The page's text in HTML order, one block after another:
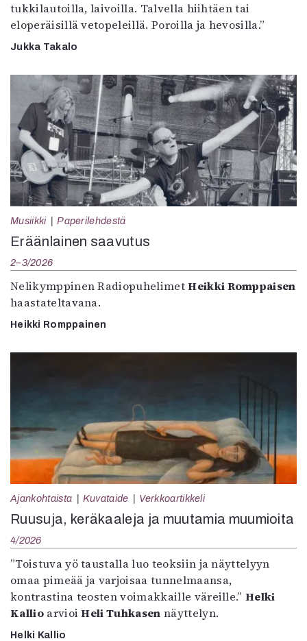
tukkilautoilla, laivoilla. Talvella hiihtäen tai
eloperäisillä vetopeleillä. Poroilla ja hevosilla.”
Jukka Takalo
Musiikki Paperilehdestä
Eräänlainen saavutus
2–3/2026
Nelikymppinen RadiopuhelimetHeikki Romppaisen
haastateltavana.
Heikki Romppainen
Ajankohtaista Kuvataide Verkkoartikkeli
Ruusuja, keräkaaleja ja muutamia muumioita
4/2026
”Toistuva yö taustalla luo teoksiin ja näyttelyyn
omaa pimeää ja varjoisaa tunnelmaansa,
kontrastina teosten voimakkaille väreille.”Helki
KallioarvioiHeli Tuhkasen näyttelyn.
Helki Kallio